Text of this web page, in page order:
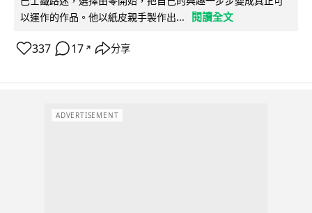
以運作的作品。他以紙皮親手製作出...
閱讀全文
337 17 ↗ 分享
ADVERTISEMENT